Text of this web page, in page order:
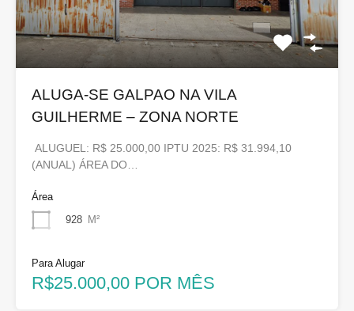
ALUGA-SE GALPAO NA VILA
GUILHERME – ZONA NORTE
ALUGUEL: R$ 25.000,00 IPTU 2025: R$ 31.994,10
(ANUAL) ÁREA DO…
Área
928 M²
Para Alugar
R$25.000,00 POR MÊS